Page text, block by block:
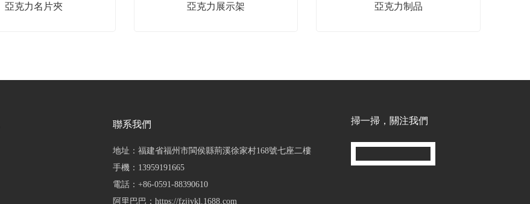
亞克力名片夾 亞克力展示架 亞克力制品
聯系我們
地址：福建省福州市閩侯縣荊溪徐家村168號七座二樓
手機： 13959191665
電話： +86-0591-88390610
阿里巴巴： https://fzjjykl.1688.com
掃一掃，關注我們